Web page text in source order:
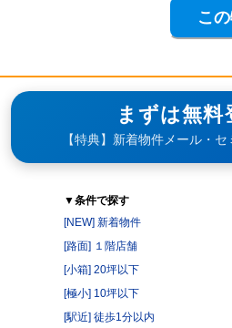
まずは無料
【特典】新着物件メール・
▼条件で探す
[NEW] 新着物件
[路面] １階店舗
[小箱] 20坪以下
[極小] 10坪以下
[駅近] 徒歩1分以内